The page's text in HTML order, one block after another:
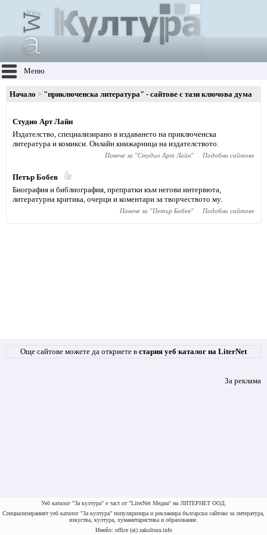
Меню
Начало "приключенска литература" - сайтове с тази ключова дума
Студио Арт Лайн
Издателство, специализирано в издаването на приключенска
литература и комикси. Онлайн книжарница на издателството.
Повече за "Студио Арт Лайн" Подобни сайтове
Петър Бобев
Биография и библиография, препратки към негови интервюта,
литературна критика, очерци и коментари за творчеството му.
Повече за "Петър Бобев" Подобни сайтове
Още сайтове можете да откриете в стария уеб каталог на LiterNet
За реклама
Уеб каталог "За култура" е част от "LiterNet Медиа" на ЛИТЕРНЕТ ООД.
Специализираният уеб каталог "За култура" популяризира и рекламира български сайтове за литература,
изкуства, култура, хуманитаристика и образование.
Имейл: office (at) zakultura.info